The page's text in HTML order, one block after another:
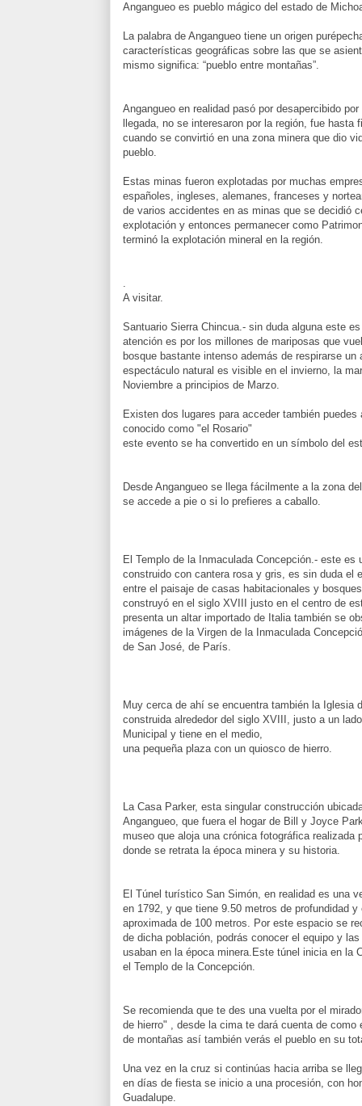
Angangueo es pueblo mágico del estado de
La palabra de Angangueo tiene un origen
características geográficas sobre las que se
mismo significa: “pueblo entre montañas”.
Angangueo en realidad pasó por desapercibido
llegada, no se interesaron por la región, fue hasta
cuando se convirtió en una zona minera que dio
pueblo.
Estas minas fueron explotadas por muchas
españoles, ingleses, alemanes, franceses y
de varios accidentes en as minas que se decidió
explotación y entonces permanecer como
terminó la explotación mineral en la región.
A visitar.
Santuario Sierra Chincua.- sin duda alguna este
atención es por los millones de mariposas que
bosque bastante intenso además de respirarse un
espectáculo natural es visible en el invierno, la
Noviembre a principios de Marzo.
Existen dos lugares para acceder también
conocido como "el Rosario"
este evento se ha convertido en un símbolo del
Desde Angangueo se llega fácilmente a la zona
se accede a pie o si lo prefieres a caballo.
El Templo de la Inmaculada Concepción.- este es
construido con cantera rosa y gris, es sin duda el
entre el paisaje de casas habitacionales y
construyó en el siglo XVIII justo en el centro de
presenta un altar importado de Italia también se
imágenes de la Virgen de la Inmaculada
de San José, de París.
Muy cerca de ahí se encuentra también la Iglesia
construida alrededor del siglo XVIII, justo a un
Municipal y tiene en el medio,
una pequeña plaza con un quiosco de hierro.
La Casa Parker, esta singular construcción
Angangueo, que fuera el hogar de Bill y Joyce
museo que aloja una crónica fotográfica realizada
donde se retrata la época minera y su historia.
El Túnel turístico San Simón, en realidad es una
en 1792, y que tiene 9.50 metros de profundidad y
aproximada de 100 metros. Por este espacio se
de dicha población, podrás conocer el equipo y
usaban en la época minera.Este túnel inicia en la
el Templo de la Concepción.
Se recomienda que te des una vuelta por el
de hierro" , desde la cima te dará cuenta de como
de montañas así también verás el pueblo en su
Una vez en la cruz si continúas hacia arriba se
en días de fiesta se inicio a una procesión, con
Guadalupe.